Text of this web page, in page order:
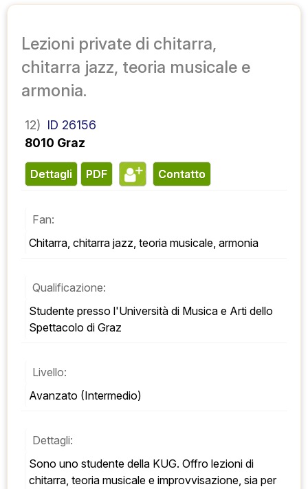
Lezioni private di chitarra,
chitarra jazz, teoria musicale e
armonia.
12) ID 26156
8010 Graz
Dettagli PDF contatto
Fan:
Chitarra, chitarra jazz, teoria musicale, armonia
Qualificazione:
Studente presso l'Università di Musica e Arti dello
Spettacolo di Graz
Livello:
Avanzato (Intermedio)
Dettagli:
Sono uno studente della KUG. Offro lezioni di
chitarra, teoria musicale e improvvisazione, sia per